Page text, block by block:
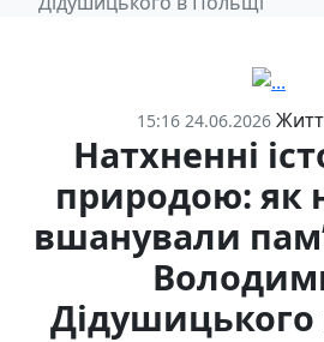
15:16 24.06.2026
Натхненні
природою: як
вшанували